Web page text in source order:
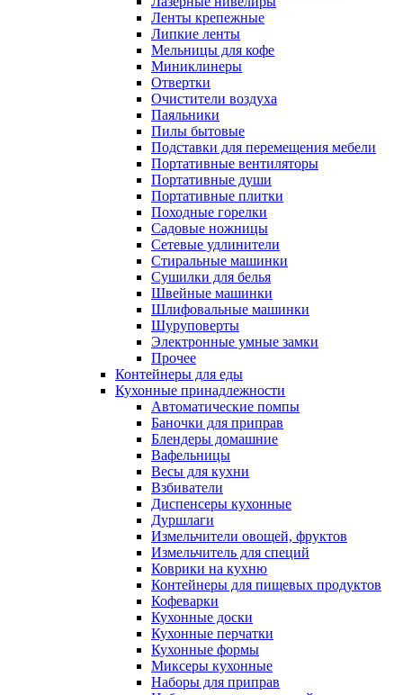
Ленты крепежные
Липкие ленты
Мельницы для кофе
Миниклинеры
Отвертки
Очистители воздуха
Паяльники
Пилы бытовые
Подставки для перемещения мебели
Портативные вентиляторы
Портативные души
Портативные плитки
Походные горелки
Садовые ножницы
Сетевые удлинители
Стиральные машинки
Сушилки для белья
Швейные машинки
Шлифовальные машинки
Шуруповерты
Электронные умные замки
Прочее
Контейнеры для еды
Кухонные принадлежности
Автоматические помпы
Баночки для приправ
Блендеры домашние
Вафельницы
Весы для кухни
Взбиватели
Диспенсеры кухонные
Дуршлаги
Измельчители овощей, фруктов
Измельчитель для специй
Коврики на кухню
Контейнеры для пищевых продуктов
Кофеварки
Кухонные доски
Кухонные перчатки
Кухонные формы
Миксеры кухонные
Наборы для приправ